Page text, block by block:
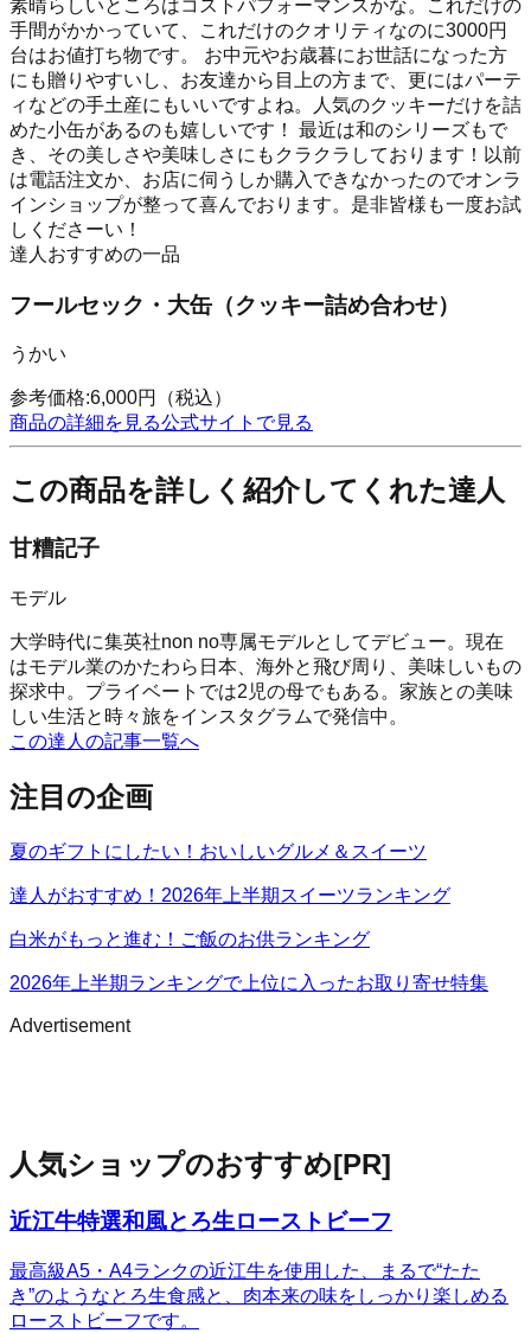
素晴らしいところはコストパフォーマンスかな。これだけの
手間がかかっていて、これだけのクオリティなのに3000円
台はお値打ち物です。 お中元やお歳暮にお世話になった方
にも贈りやすいし、お友達から目上の方まで、更にはパーテ
ィなどの手土産にもいいですよね。人気のクッキーだけを詰
めた小缶があるのも嬉しいです！ 最近は和のシリーズもで
き、その美しさや美味しさにもクラクラしております！以前
は電話注文か、お店に伺うしか購入できなかったのでオンラ
インショップが整って喜んでおります。是非皆様も一度お試
しくださーい！
達人おすすめの一品
フールセック・大缶（クッキー詰め合わせ）
うかい
参考価格:6,000円
（税込）
商品の詳細を見る公式サイトで見る
この商品を詳しく紹介してくれた達人
甘糟記子
モデル
大学時代に集英社non no専属モデルとしてデビュー。現在
はモデル業のかたわら日本、海外と飛び周り、美味しいもの
探求中。プライベートでは2児の母でもある。家族との美味
しい生活と時々旅をインスタグラムで発信中。
この達人の記事一覧へ
注目の企画
夏のギフトにしたい！おいしいグルメ＆スイーツ
達人がおすすめ！2026年上半期スイーツランキング
白米がもっと進む！ご飯のお供ランキング
2026年上半期ランキングで上位に入ったお取り寄せ特集
Advertisement
人気ショップのおすすめ[PR]
近江牛特選和風とろ生ローストビーフ
最高級A5・A4ランクの近江牛を使用した、まるで“たた
き”のようなとろ生食感と、肉本来の味をしっかり楽しめる
ローストビーフです。